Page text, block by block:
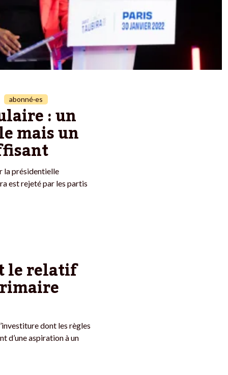
abonné·es
: un
mais un
la présidentielle
est rejeté par les partis
le relatif
dont les règles
d’une aspiration à un